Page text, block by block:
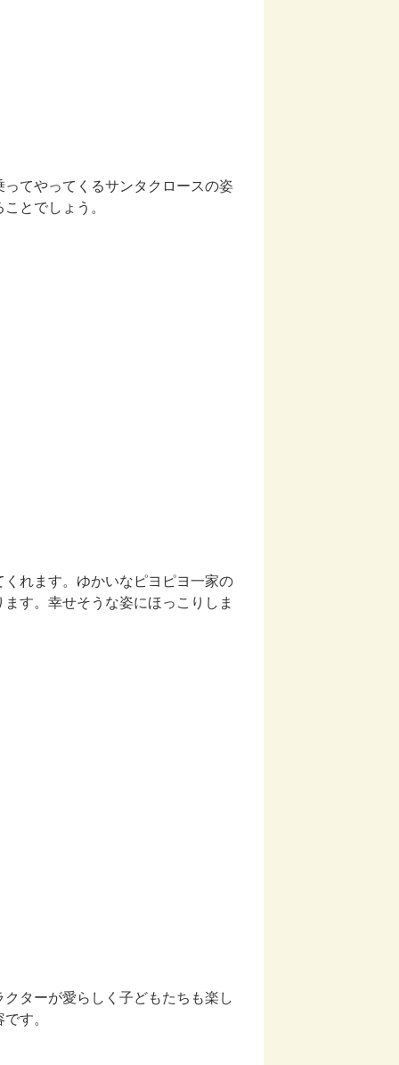
てやってくるサンタクロースの姿
とでしょう。
れます。ゆかいなピヨピヨ一家の
す。幸せそうな姿にほっこりしま
ターが愛らしく子どもたちも楽し
す。